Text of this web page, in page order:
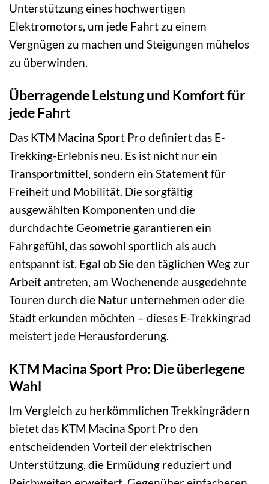
Unterstützung eines hochwertigen
Elektromotors, um jede Fahrt zu einem
Vergnügen zu machen und Steigungen mühelos
zu überwinden.
Überragende Leistung und Komfort für
jede Fahrt
Das KTM Macina Sport Pro definiert das E-
Trekking-Erlebnis neu. Es ist nicht nur ein
Transportmittel, sondern ein Statement für
Freiheit und Mobilität. Die sorgfältig
ausgewählten Komponenten und die
durchdachte Geometrie garantieren ein
Fahrgefühl, das sowohl sportlich als auch
entspannt ist. Egal ob Sie den täglichen Weg zur
Arbeit antreten, am Wochenende ausgedehnte
Touren durch die Natur unternehmen oder die
Stadt erkunden möchten – dieses E-Trekkingrad
meistert jede Herausforderung.
KTM Macina Sport Pro: Die überlegene
Wahl
Im Vergleich zu herkömmlichen Trekkingrädern
bietet das KTM Macina Sport Pro den
entscheidenden Vorteil der elektrischen
Unterstützung, die Ermüdung reduziert und